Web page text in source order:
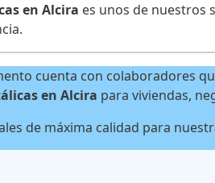
en Alcira es unos de nuestros
cuenta con colaboradores
en Alcira para viviendas,
de máxima calidad para